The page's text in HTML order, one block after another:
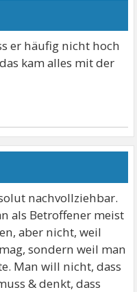
er häufig nicht hoch
kam alles mit der
nachvollziehbar.
als Betroffener meist
aber nicht, weil
sondern weil man
Man will nicht, dass
& denkt, dass